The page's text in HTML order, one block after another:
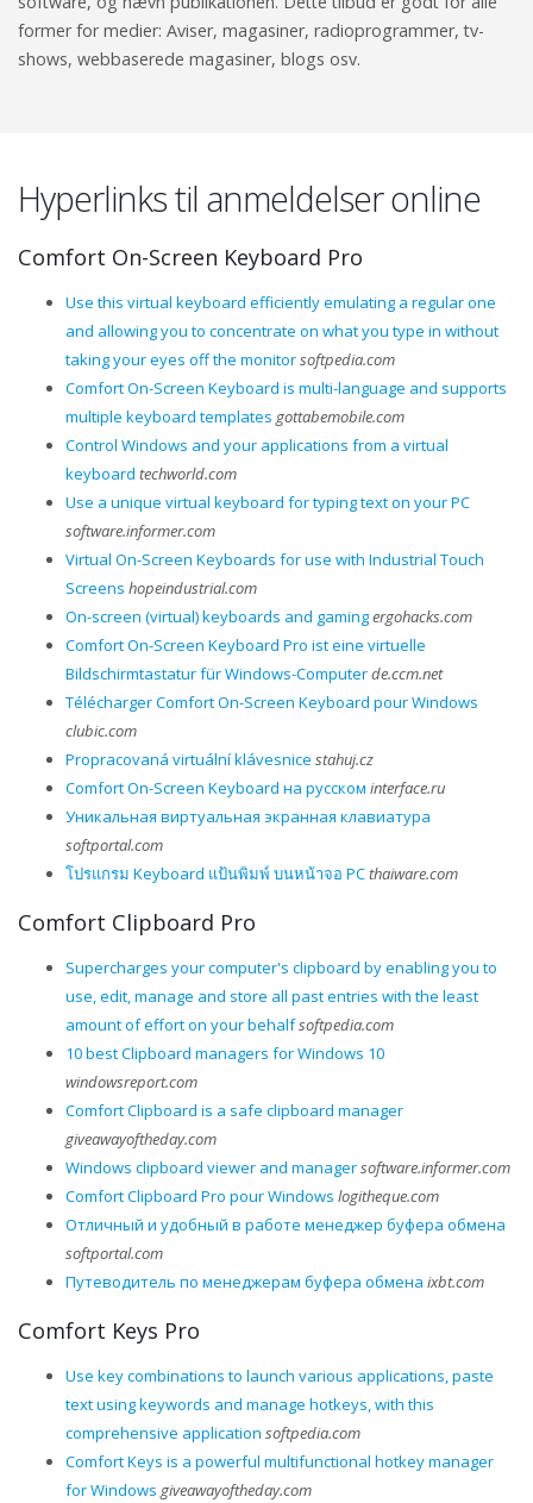
former for medier: Aviser, magasiner, radioprogrammer, tv-
shows, webbaserede magasiner, blogs osv.
Hyperlinks til anmeldelser online
Comfort On-Screen Keyboard Pro
Use this virtual keyboard efficiently emulating a regular one
and allowing you to concentrate on what you type in without
taking your eyes off the monitorsoftpedia.com
Comfort On-Screen Keyboard is multi-language and supports
multiple keyboard templates gottabemobile.com
Control Windows and your applications from a virtual
keyboard techworld.com
Use a unique virtual keyboard for typing text on your PC
software.informer.com
Virtual On-Screen Keyboards for use with Industrial Touch
Screens hopeindustrial.com
On-screen (virtual) keyboards and gamingergohacks.com
Comfort On-Screen Keyboard Pro ist eine virtuelle
Bildschirmtastatur für Windows-Computerde.ccm.net
Télécharger Comfort On-Screen Keyboard pour Windows
clubic.com
Propracovaná virtuální klávesnice stahuj.cz
Comfort On-Screen Keyboard на русском interface.ru
Уникальная виртуальная экранная клавиатура
softportal.com
โปรแกรม Keyboard แป้นพิมพ์ บนหน้าจอ PCthaiware.com
Comfort Clipboard Pro
Supercharges your computer's clipboard by enabling you to
use, edit, manage and store all past entries with the least
amount of effort on your behalfsoftpedia.com
10 best Clipboard managers for Windows 10
windowsreport.com
Comfort Clipboard is a safe clipboard manager
giveawayoftheday.com
Windows clipboard viewer and managersoftware.informer.com
Comfort Clipboard Pro pour Windows logitheque.com
Отличный и удобный в работе менеджер буфера обмена
softportal.com
Путеводитель по менеджерам буфера обмена ixbt.com
Comfort Keys Pro
Use key combinations to launch various applications, paste
text using keywords and manage hotkeys, with this
comprehensive application softpedia.com
Comfort Keys is a powerful multifunctional hotkey manager
for Windows giveawayoftheday.com